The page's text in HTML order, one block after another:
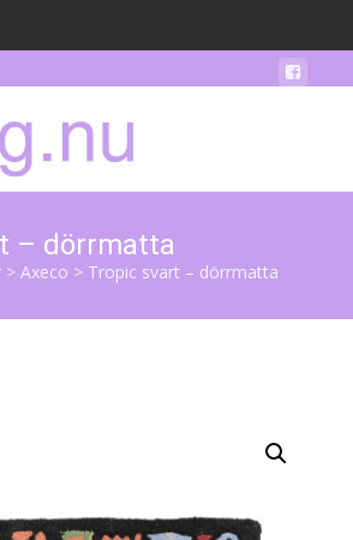
– dörrmatta
> Axeco > Tropic svart – dörrmatta